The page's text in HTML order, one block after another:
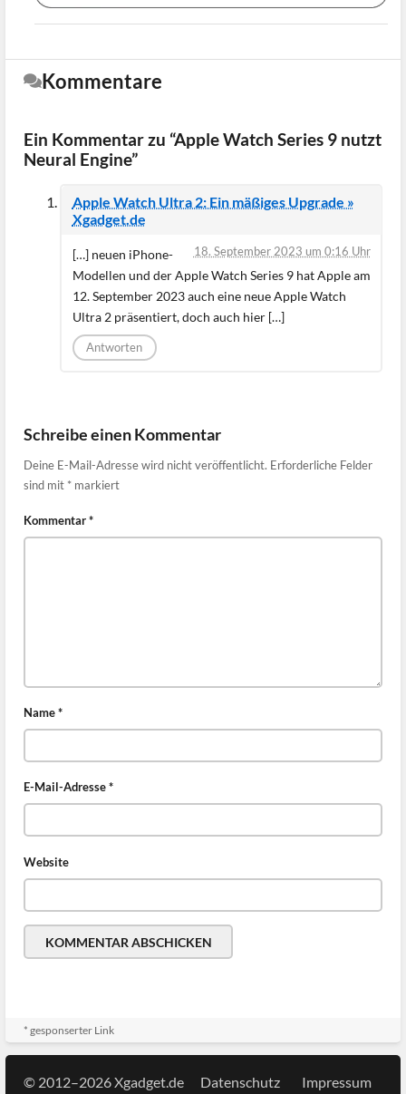
Kommentare
Ein Kommentar zu “Apple Watch Series 9 nutzt
Neural Engine”
Apple Watch Ultra 2: Ein mäßiges Upgrade »
Xgadget.de
18. September 2023 um 0:16 Uhr
[…] neuen iPhone-
Modellen und der Apple Watch Series 9 hat Apple am
12. September 2023 auch eine neue Apple Watch
Ultra 2 präsentiert, doch auch hier […]
Antworten
Schreibe einen Kommentar
Deine E-Mail-Adresse wird nicht veröffentlicht. Erforderliche Felder
sind mit * markiert
Kommentar*
Name*
E-Mail-Adresse*
Website
* gesponserter Link
© 2012–2026 Xgadget.de Datenschutz Impressum